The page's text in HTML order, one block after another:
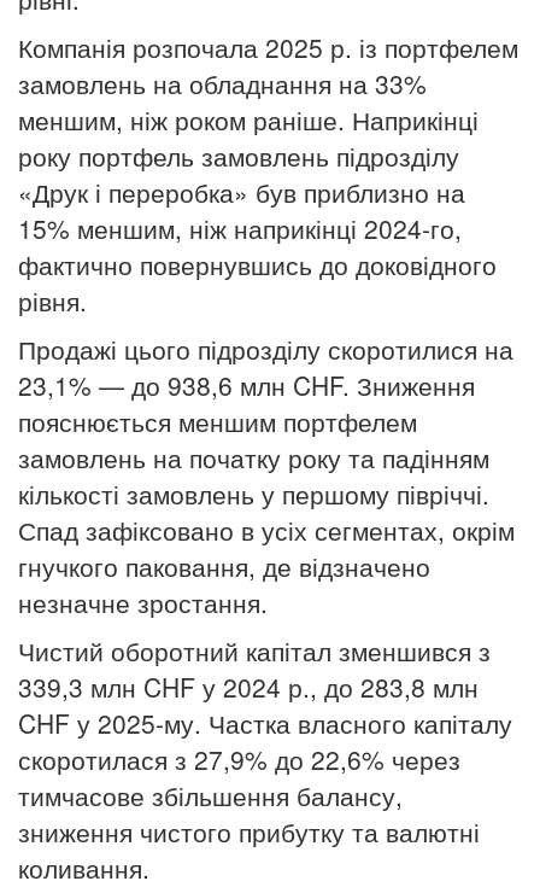
Компанія розпочала 2025 р. із портфелем
замовлень на обладнання на 33%
меншим, ніж роком раніше. Наприкінці
року портфель замовлень підрозділу
«Друк і переробка» був приблизно на
15% меншим, ніж наприкінці 2024-го,
фактично повернувшись до доковідного
рівня.
Продажі цього підрозділу скоротилися на
23,1% — до 938,6 млн CHF. Зниження
пояснюється меншим портфелем
замовлень на початку року та падінням
кількості замовлень у першому півріччі.
Спад зафіксовано в усіх сегментах, окрім
гнучкого паковання, де відзначено
незначне зростання.
Чистий оборотний капітал зменшився з
339,3 млн CHF у 2024 р., до 283,8 млн
CHF у 2025-му. Частка власного капіталу
скоротилася з 27,9% до 22,6% через
тимчасове збільшення балансу,
зниження чистого прибутку та валютні
коливання.